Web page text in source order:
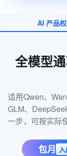
AI 产品
全模型
适用Qwen、
GLM、
一步，可按实际
包月